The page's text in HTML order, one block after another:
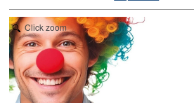
Click zoom